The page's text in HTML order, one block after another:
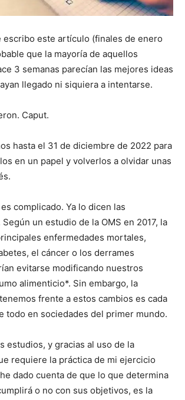
escribo este artículo (finales de enero
que la mayoría de aquellos
3 semanas parecían las mejores ideas
llegado ni siquiera a intentarse.
Caput.
hasta el 31 de diciembre de 2022 para
en un papel y volverlos a olvidar unas
complicado. Ya lo dicen las
un estudio de la OMS en 2017, la
enfermedades mortales,
el cáncer o los derrames
evitarse modificando nuestros
alimenticio*. Sin embargo, la
frente a estos cambios es cada
todo en sociedades del primer mundo.
estudios, y gracias al uso de la
requiere la práctica de mi ejercicio
dado cuenta de que lo que determina
o no con sus objetivos, es la